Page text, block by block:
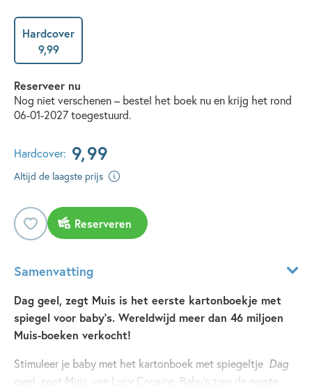
Hardcover
9,99
Reserveer nu
Nog niet verschenen – bestel het boek nu en krijg het rond
06-01-2027 toegestuurd.
Hardcover: 9,99
Altijd de laagste prijs
Reserveren
Samenvatting
Dag geel, zegt Muis is het eerste kartonboekje met
spiegel voor baby's. Wereldwijd meer dan 46 miljoen
Muis-boeken verkocht!
Stimuleer je baby met het kartonboek met spiegeltje Dag
geel, zegt Muis van Lucy Cousins. Baby’s zien de eerste